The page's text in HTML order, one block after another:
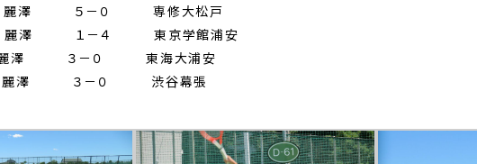
澤 ５－０ 専修大松戸
１－４ 東京学館浦安
麗澤 ３－０ 東海大浦安
澤 ３－０ 渋谷幕張